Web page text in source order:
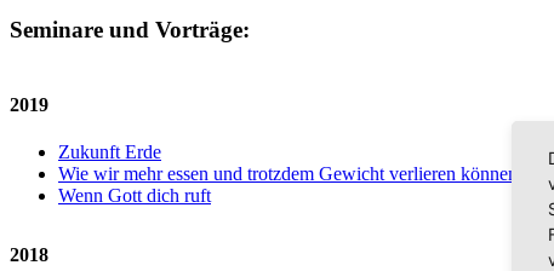
Seminare und Vorträge:
2019
Zukunft Erde
Wie wir mehr essen und trotzdem Gewicht verlieren können
Wenn Gott dich ruft
2018